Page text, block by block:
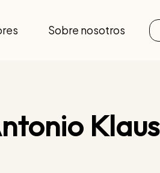
Sobre nosotros
Klaus